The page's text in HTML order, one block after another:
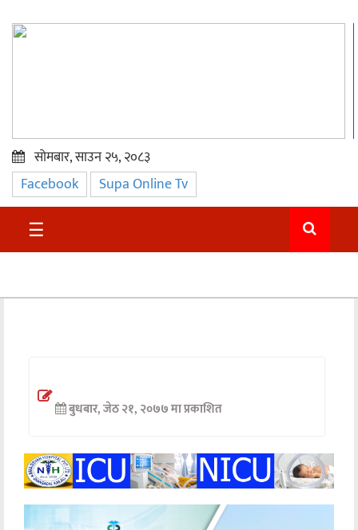
प्रमुख
समाचार
सुदुर
अन्तर्वार्ता
खेलकुद
मनोरञ्जन
अन्य
सोमबार, साउन २५, २०८३
Facebook Supa Online Tv
☰
बुधबार, जेठ २१, २०७७ मा प्रकाशित